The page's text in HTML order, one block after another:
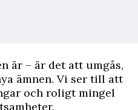
är – är det att umgås,
ämnen. Vi ser till att
och roligt mingel